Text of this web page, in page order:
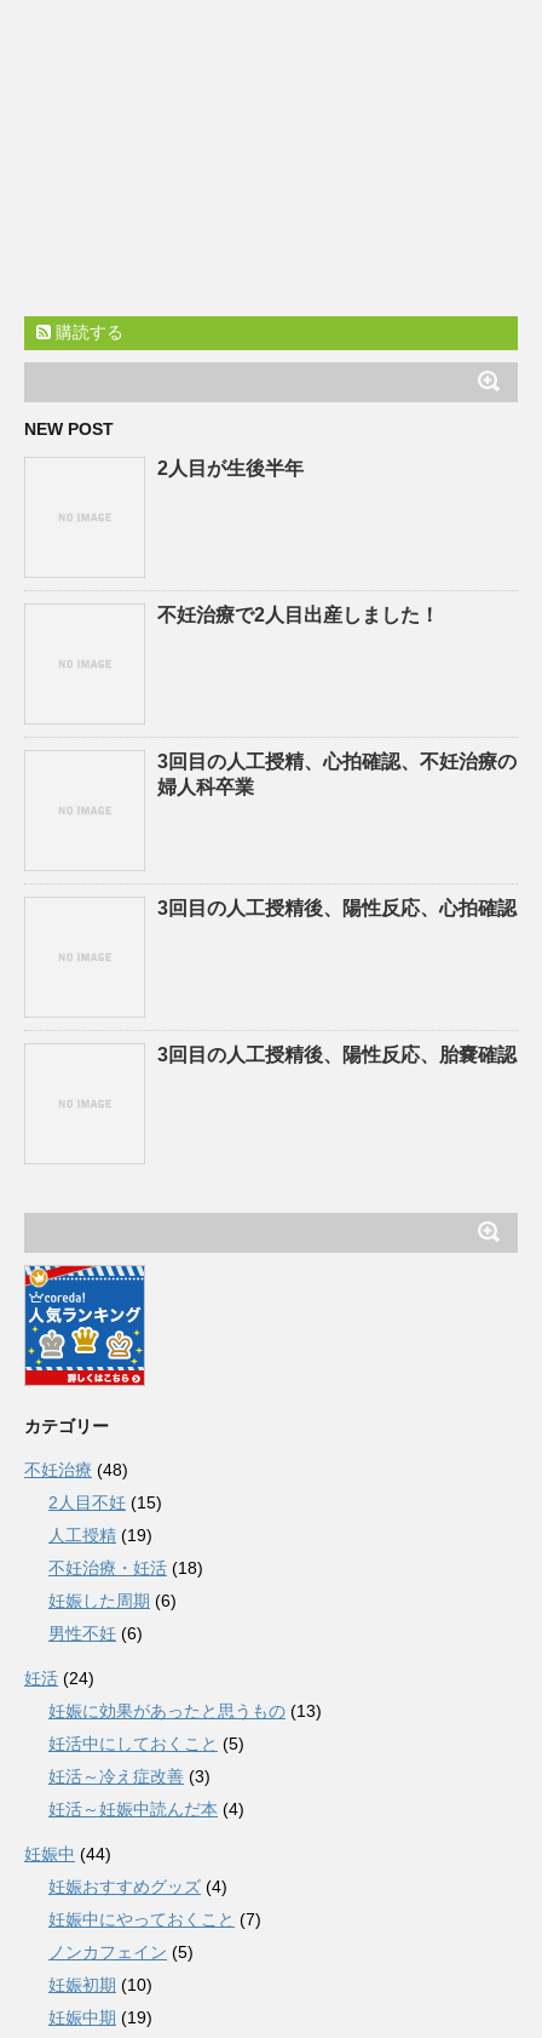
購読する
NEW POST
2人目が生後半年
不妊治療で2人目出産しました！
3回目の人工授精、心拍確認、不妊治療の
婦人科卒業
3回目の人工授精後、陽性反応、心拍確認
3回目の人工授精後、陽性反応、胎嚢確認
カテゴリー
不妊治療 (48)
2人目不妊 (15)
人工授精 (19)
不妊治療・妊活 (18)
妊娠した周期 (6)
男性不妊 (6)
妊活 (24)
妊娠に効果があったと思うもの (13)
妊活中にしておくこと (5)
妊活～冷え症改善 (3)
妊活～妊娠中読んだ本 (4)
妊娠中 (44)
妊娠おすすめグッズ (4)
妊娠中にやっておくこと (7)
ノンカフェイン (5)
妊娠初期 (10)
妊娠中期 (19)